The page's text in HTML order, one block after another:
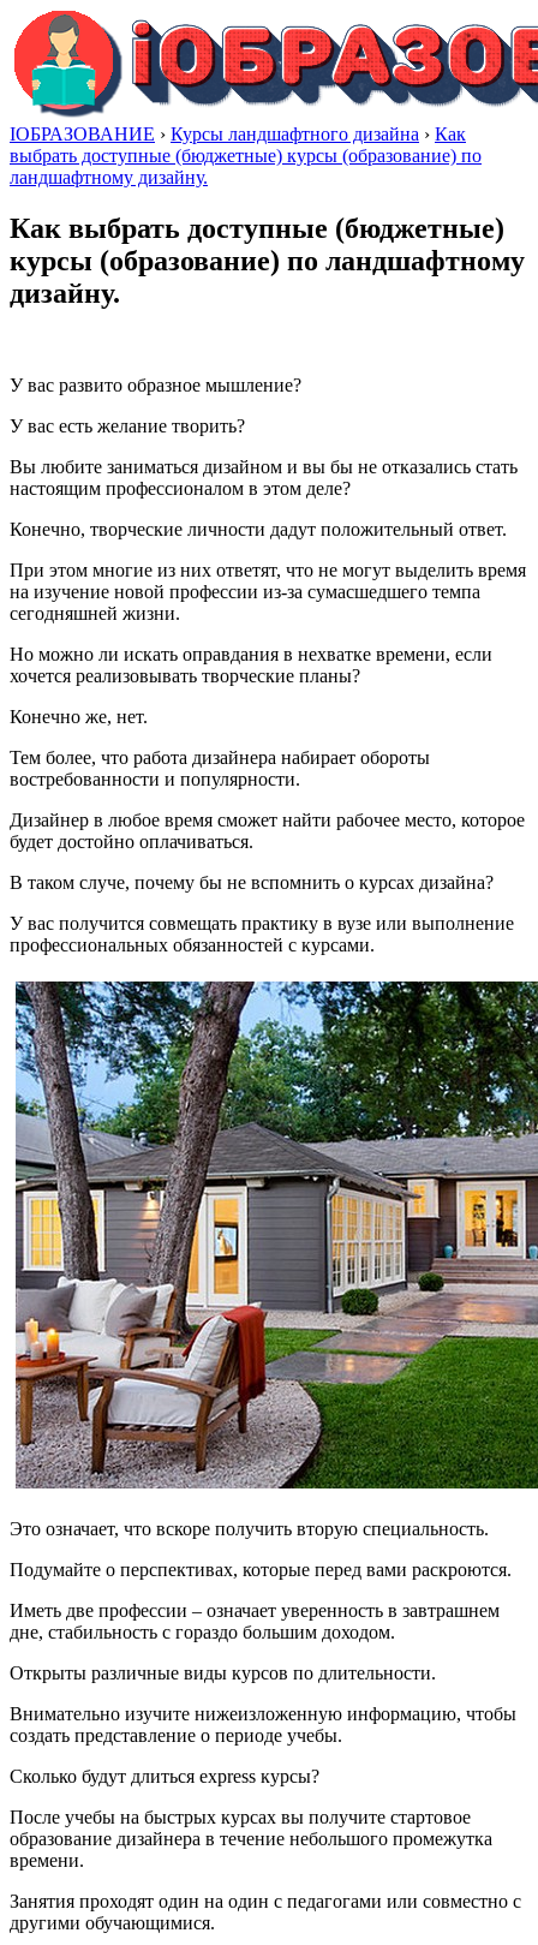
IОБРАЗОВАНИЕ › Курсы ландшафтного дизайна › Как
выбрать доступные (бюджетные) курсы (образование) по
ландшафтному дизайну.
Как выбрать доступные (бюджетные)
курсы (образование) по ландшафтному
дизайну.
У вас развито образное мышление?
У вас есть желание творить?
Вы любите заниматься дизайном и вы бы не отказались стать
настоящим профессионалом в этом деле?
Конечно, творческие личности дадут положительный ответ.
При этом многие из них ответят, что не могут выделить время
на изучение новой профессии из-за сумасшедшего темпа
сегодняшней жизни.
Но можно ли искать оправдания в нехватке времени, если
хочется реализовывать творческие планы?
Конечно же, нет.
Тем более, что работа дизайнера набирает обороты
востребованности и популярности.
Дизайнер в любое время сможет найти рабочее место, которое
будет достойно оплачиваться.
В таком случе, почему бы не вспомнить о курсах дизайна?
У вас получится совмещать практику в вузе или выполнение
профессиональных обязанностей с курсами.
Это означает, что вскоре получить вторую специальность.
Подумайте о перспективах, которые перед вами раскроются.
Иметь две профессии – означает уверенность в завтрашнем
дне, стабильность с гораздо большим доходом.
Открыты различные виды курсов по длительности.
Внимательно изучите нижеизложенную информацию, чтобы
создать представление о периоде учебы.
Сколько будут длиться express курсы?
После учебы на быстрых курсах вы получите стартовое
образование дизайнера в течение небольшого промежутка
времени.
Занятия проходят один на один с педагогами или совместно с
другими обучающимися.